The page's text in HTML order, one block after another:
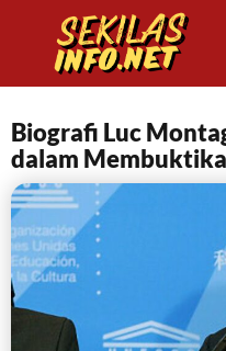
Biografi Luc
dalam